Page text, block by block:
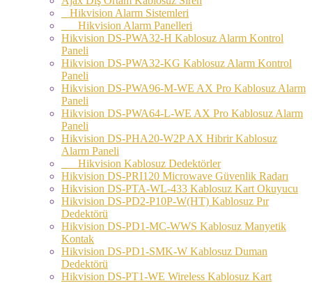
Hikvision Alarm Sistemleri
Hikvision Alarm Panelleri
Hikvision DS-PWA32-H Kablosuz Alarm Kontrol
Paneli
Hikvision DS-PWA32-KG Kablosuz Alarm Kontrol
Paneli
Hikvision DS-PWA96-M-WE AX Pro Kablosuz Alarm
Paneli
Hikvision DS-PWA64-L-WE AX Pro Kablosuz Alarm
Paneli
Hikvision DS-PHA20-W2P AX Hibrir Kablosuz
Alarm Paneli
Hikvision Kablosuz Dedektörler
Hikvision DS-PRI120 Microwave Güvenlik Radarı
Hikvision DS-PTA-WL-433 Kablosuz Kart Okuyucu
Hikvision DS-PD2-P10P-W(HT) Kablosuz Pır
Dedektörü
Hikvision DS-PD1-MC-WWS Kablosuz Manyetik
Kontak
Hikvision DS-PD1-SMK-W Kablosuz Duman
Dedektörü
Hikvision DS-PT1-WE Wireless Kablosuz Kart